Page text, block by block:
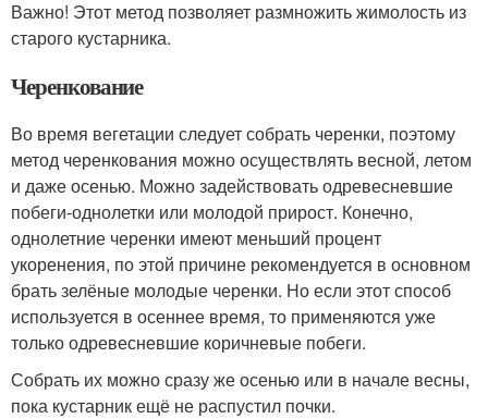
Важно! Этот метод позволяет размножить жимолость из
старого кустарника.
Черенкование
Во время вегетации следует собрать черенки, поэтому
метод черенкования можно осуществлять весной, летом
и даже осенью. Можно задействовать одревесневшие
побеги-однолетки или молодой прирост. Конечно,
однолетние черенки имеют меньший процент
укоренения, по этой причине рекомендуется в основном
брать зелёные молодые черенки. Но если этот способ
используется в осеннее время, то применяются уже
только одревесневшие коричневые побеги.
Собрать их можно сразу же осенью или в начале весны,
пока кустарник ещё не распустил почки.